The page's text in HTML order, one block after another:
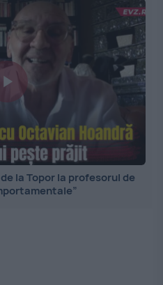
la Topor la profesorul de